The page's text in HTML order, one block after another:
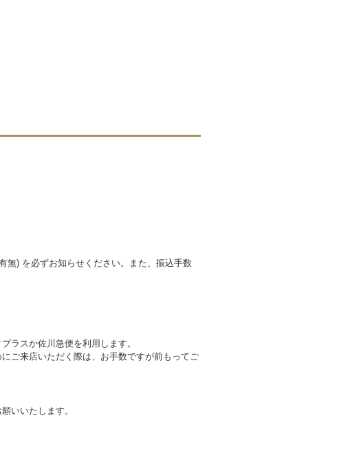
無) を必ずお知らせください。また、振込手数
ラスか佐川急便を利用します。
ご来店いただく際は、お手数ですが前もってご
いいたします。